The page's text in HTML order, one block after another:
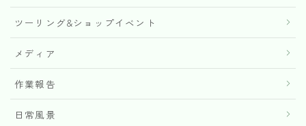
ツーリング&ショップイベント
メディア
作業報告
日常風景